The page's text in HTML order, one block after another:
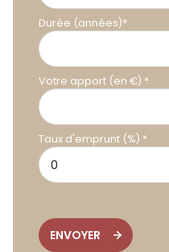
Durée (années)*
Votre apport (en €) *
Taux d'emprunt (%) *
ENVOYER